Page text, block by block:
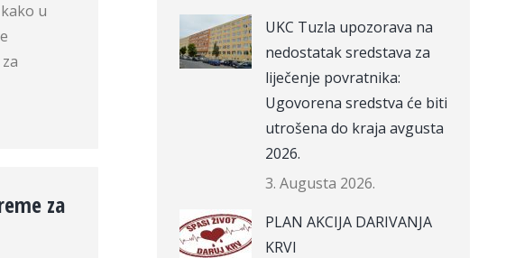
u
za
UKC Tuzla upozorava na
nedostatak sredstava za
liječenje povratnika:
Ugovorena sredstva će biti
utrošena do kraja avgusta
2026.
3. Augusta 2026.
PLAN AKCIJA DARIVANJA
KRVI